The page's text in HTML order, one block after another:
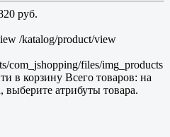
руб.
/katalog/product/view
com_jshopping/files/img_products
в корзину Всего товаров: на
выберите атрибуты товара.